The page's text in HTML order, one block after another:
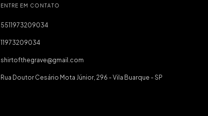
ENTRE EM CONTATO
5511973209034
11973209034
shirtofthegrave@gmail.com
Rua Doutor Cesário Mota Júnior, 296 - Vila Buarque - SP